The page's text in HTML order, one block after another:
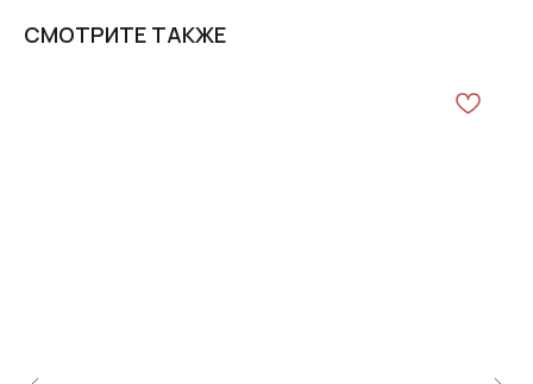
СМОТРИТЕ ТАКЖЕ